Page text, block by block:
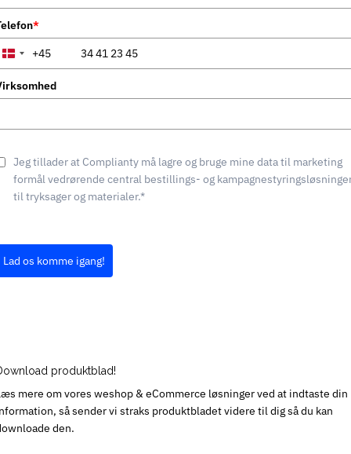
*
Denmark
+45
Jeg tillader at Complianty må lagre og bruge mine data til marketing
formål vedrørende central bestillings- og
til tryksager og materialer.*
Lad os komme igang!
produktblad!
mere om vores weshop & eCommerce løsninger ved at indtaste din
så sender vi straks produktbladet videre til dig så du kan
den.